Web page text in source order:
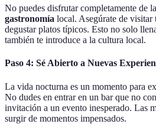
No puedes disfrutar completamente de
gastronomía local. Asegúrate de visitar
degustar platos típicos. Esto no solo
también te introduce a la cultura local.
Paso 4: Sé Abierto a Nuevas
La vida nocturna es un momento para
No dudes en entrar en un bar que no
invitación a un evento inesperado. Las
surgir de momentos impensados.